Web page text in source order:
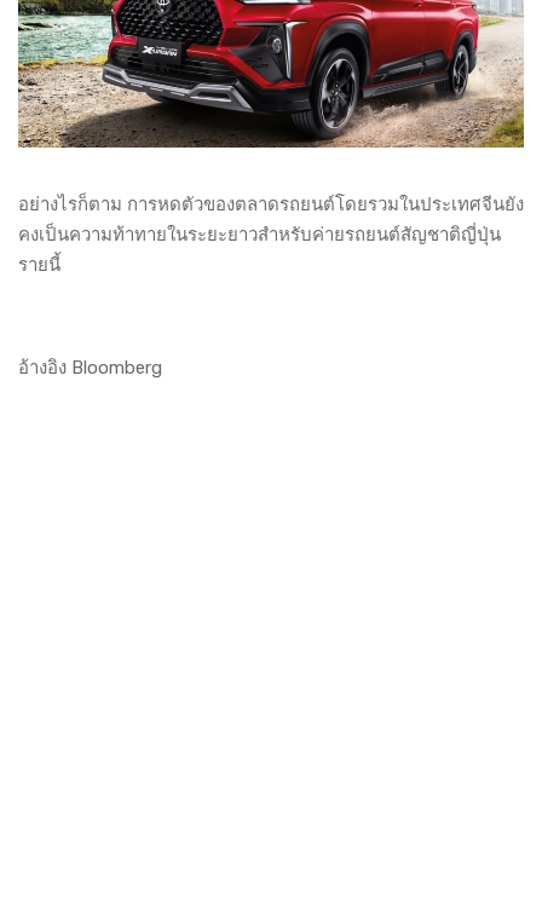
อย่างไรก็ตาม การหดตัวของตลาดรถยนต์โดยรวมในประเทศจีนยัง
คงเป็นความท้าทายในระยะยาวสำหรับค่ายรถยนต์สัญชาติญี่ปุ่น
รายนี้
อ้างอิง Bloomberg